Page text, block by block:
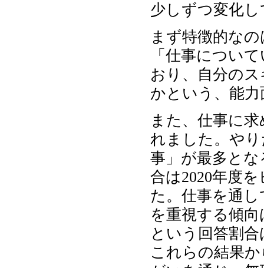
少しずつ変化
まず特徴的な
「仕事につい
おり、自分の
かという、能
また、仕事に
れました。や
事」が最多と
合は2020年度
た。仕事を通
を重視する傾
という回答割
これらの結果